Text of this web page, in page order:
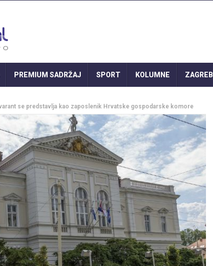
PREMIUM SADRŽAJ SPORT KOLUMNE ZAGREB
se predstavlja kao zaposlenik Hrvatske gospodarske komore